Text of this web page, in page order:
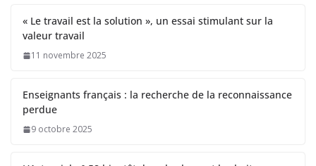
« Le travail est la solution », un essai stimulant sur la
valeur travail
11 novembre 2025
Enseignants français : la recherche de la reconnaissance
perdue
9 octobre 2025